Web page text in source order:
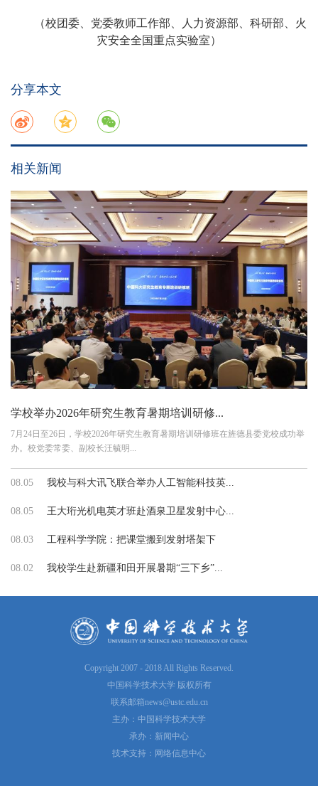
（校团委、党委教师工作部、人力资源部、科研部、火
灾安全全国重点实验室）
分享本文
相关新闻
学校举办2026年研究生教育暑期培训研修...
7月24日至26日，学校2026年研究生教育暑期培训研修班在旌德县委党校成功举
办。校党委常委、副校长汪毓明...
08.05 我校与科大讯飞联合举办人工智能科技英...
08.05 王大珩光机电英才班赴酒泉卫星发射中心...
08.03 工程科学学院：把课堂搬到发射塔架下
08.02 我校学生赴新疆和田开展暑期“三下乡”...
Copyright 2007 - 2018 All Rights Reserved.
中国科学技术大学 版权所有
联系邮箱news@ustc.edu.cn
主办：中国科学技术大学
承办：新闻中心
技术支持：网络信息中心